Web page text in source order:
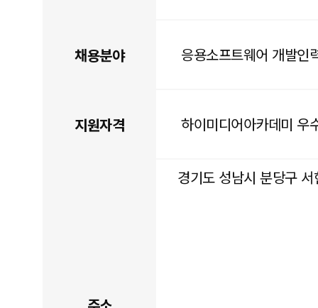
채용분야 응용소프트웨어 개발인
지원자격 하이미디어아카데미 우
경기도 성남시 분당구